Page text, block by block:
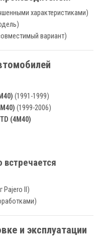
характеристиками)
вариант)
(1991-1999)
(1999-2006)
(4M40)
Pajero II)
и эксплуатации